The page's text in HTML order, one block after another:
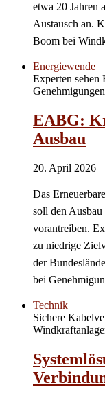
etwa 20 Jahren
Austausch an.
Boom bei
Energiewende
Experten sehen
EABG:
Ausbau
20. April 2026
Das
soll den
vorantreiben.
zu niedrige
der
bei
Technik
Sichere